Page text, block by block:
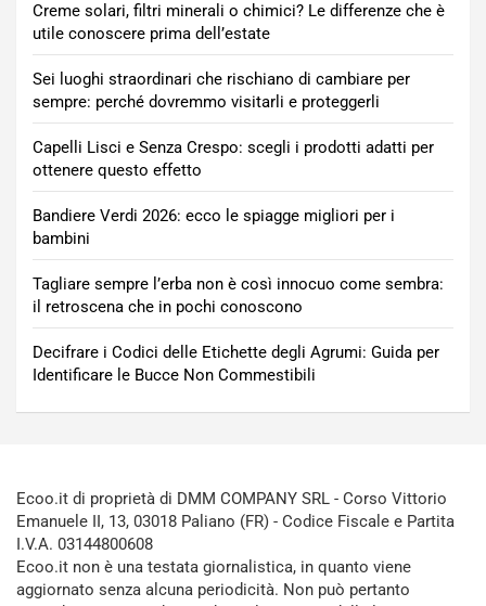
Creme solari, filtri minerali o chimici? Le differenze che è
utile conoscere prima dell’estate
Sei luoghi straordinari che rischiano di cambiare per
sempre: perché dovremmo visitarli e proteggerli
Capelli Lisci e Senza Crespo: scegli i prodotti adatti per
ottenere questo effetto
Bandiere Verdi 2026: ecco le spiagge migliori per i
bambini
Tagliare sempre l’erba non è così innocuo come sembra:
il retroscena che in pochi conoscono
Decifrare i Codici delle Etichette degli Agrumi: Guida per
Identificare le Bucce Non Commestibili
Ecoo.it di proprietà di DMM COMPANY SRL - Corso Vittorio
Emanuele II, 13, 03018 Paliano (FR) - Codice Fiscale e Partita
I.V.A. 03144800608
Ecoo.it non è una testata giornalistica, in quanto viene
aggiornato senza alcuna periodicità. Non può pertanto